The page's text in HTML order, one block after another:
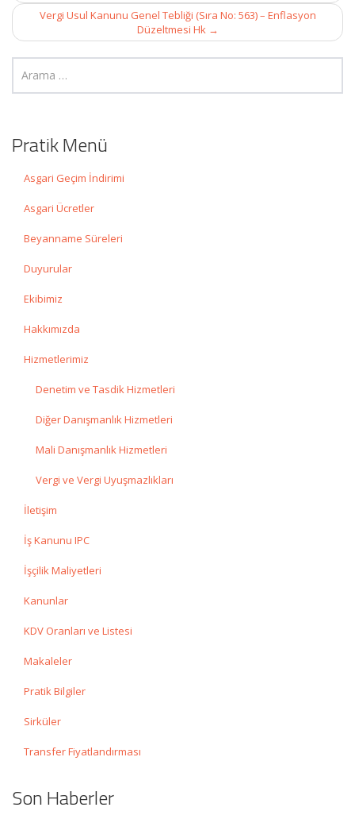
Vergi Usul Kanunu Genel Tebliği (Sıra No: 563) – Enflasyon
Düzeltmesi Hk →
Pratik Menü
Asgari Geçim İndirimi
Asgari Ücretler
Beyanname Süreleri
Duyurular
Ekibimiz
Hakkımızda
Hizmetlerimiz
Denetim ve Tasdik Hizmetleri
Diğer Danışmanlık Hizmetleri
Mali Danışmanlık Hizmetleri
Vergi ve Vergi Uyuşmazlıkları
İletişim
İş Kanunu IPC
İşçilik Maliyetleri
Kanunlar
KDV Oranları ve Listesi
Makaleler
Pratik Bilgiler
Sirküler
Transfer Fiyatlandırması
Son Haberler